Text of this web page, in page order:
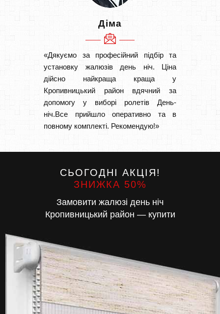
Діма
«Дякуємо за професійний підбір та
установку жалюзів день ніч. Ціна
дійсно найкраща краща у
Кропивницький район вдячний за
допомогу у виборі ролетів День-
ніч.Все прийшло оперативно та в
повному комплекті. Рекомендую!»
СЬОГОДНІ АКЦІЯ!
ЗНИЖКА 50%
Замовити жалюзі день ніч
Кропивницький район — купити